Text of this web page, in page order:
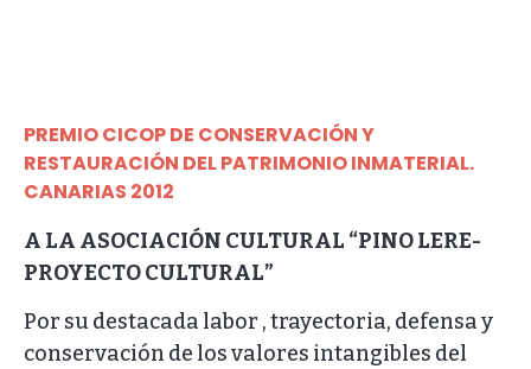
PREMIO CICOP DE CONSERVACIÓN Y
RESTAURACIÓN DEL PATRIMONIO INMATERIAL.
CANARIAS 2012
A LA ASOCIACIÓN CULTURAL “PINO LERE-
PROYECTO CULTURAL”
Por su destacada labor , trayectoria, defensa y
conservación de los valores intangibles del